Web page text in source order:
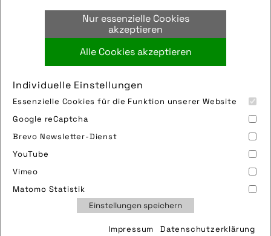
Nur essenzielle Cookies
akzeptieren
Alle Cookies akzeptieren
Individuelle Einstellungen
Essenzielle Cookies für die Funktion unserer Website
Google reCaptcha
Brevo Newsletter-Dienst
YouTube
Vimeo
Matomo Statistik
Einstellungen speichern
Impressum Datenschutzerklärung
bikepacking,gepäck,outdoor,paar,
tasche,transport,wald
Bild downloaden
Nutzungsbedingungen
Datenschutz
Cookies